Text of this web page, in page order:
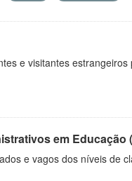
e visitantes
em Educação
e vagos dos níveis de